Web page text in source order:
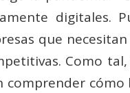
digitales.
que
Como
comprender cómo